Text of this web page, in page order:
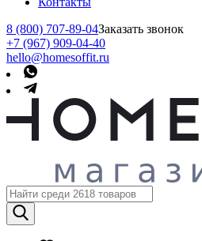
8 (800) 707-89-04Заказать звонок
+7 (967) 909-04-40
hello@homesoffit.ru